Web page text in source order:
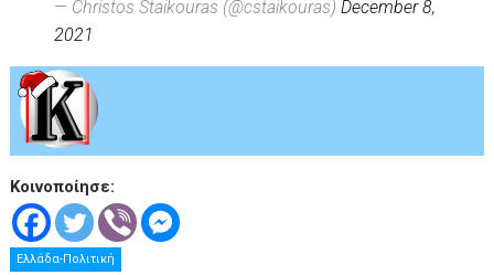
— Christos Staikouras (@cstaikouras)December 8,
2021
Κοινοποίησε:
Ελλάδα-Πολιτική